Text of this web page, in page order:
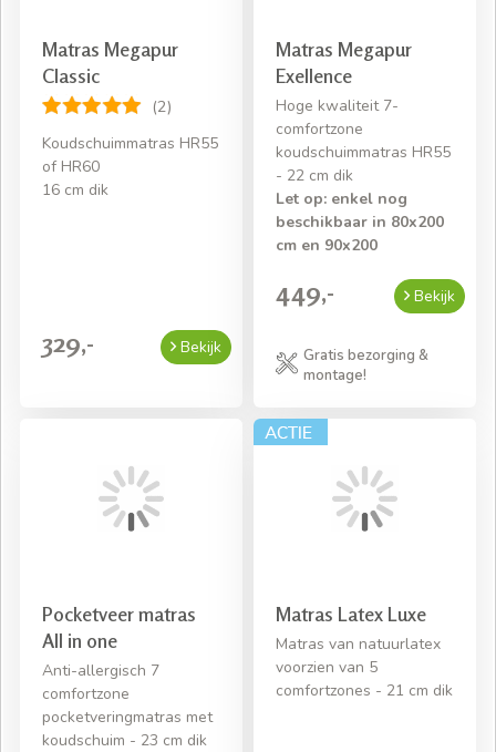
Matras Megapur
Classic
(2)
Koudschuimmatras HR55
of HR60
16 cm dik
329,- Bekijk
Matras Megapur
Exellence
Hoge kwaliteit 7-
comfortzone
koudschuimmatras HR55
- 22 cm dik
Let op: enkel nog
beschikbaar in 80x200
cm en 90x200
449,- Bekijk
Gratis bezorging &
montage!
Pocketveer matras
All in one
Anti-allergisch 7
comfortzone
pocketveringmatras met
koudschuim - 23 cm dik
Matras Latex Luxe
Matras van natuurlatex
voorzien van 5
comfortzones - 21 cm dik